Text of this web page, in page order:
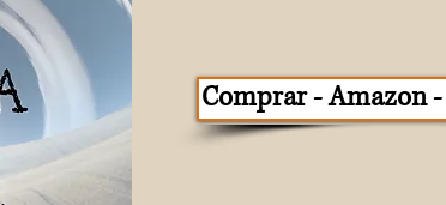
Comprar - Amazon